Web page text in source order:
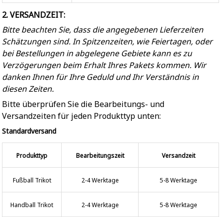
2. VERSANDZEIT:
Bitte beachten Sie, dass die angegebenen Lieferzeiten
Schätzungen sind. In Spitzenzeiten, wie Feiertagen, oder
bei Bestellungen in abgelegene Gebiete kann es zu
Verzögerungen beim Erhalt Ihres Pakets kommen. Wir
danken Ihnen für Ihre Geduld und Ihr Verständnis in
diesen Zeiten.
Bitte überprüfen Sie die Bearbeitungs- und
Versandzeiten für jeden Produkttyp unten:
Standardversand
Produkttyp Bearbeitungszeit Versandzeit
Fußball Trikot 2-4 Werktage 5-8 Werktage
Handball Trikot 2-4 Werktage 5-8 Werktage